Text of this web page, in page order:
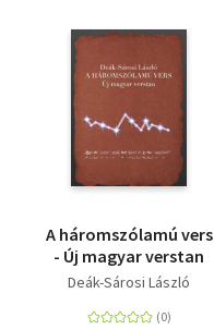
A háromszólamú vers
- Új magyar verstan
Deák-Sárosi László